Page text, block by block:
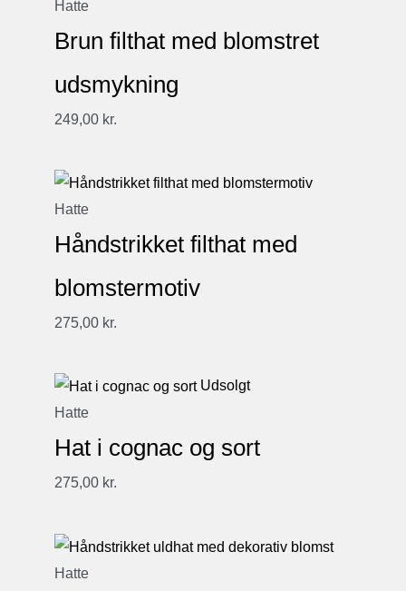
Hatte
Brun filthat med blomstret
udsmykning
249,00 kr.
Hatte
Håndstrikket filthat med
blomstermotiv
275,00 kr.
Udsolgt
Hatte
Hat i cognac og sort
275,00 kr.
Hatte